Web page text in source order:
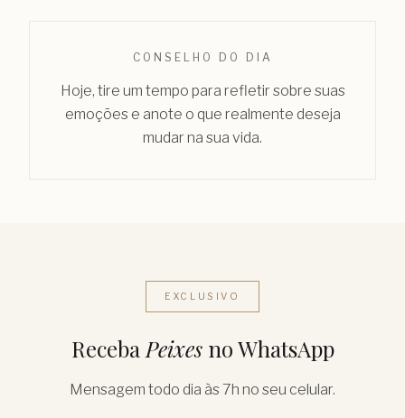
CONSELHO DO DIA
Hoje, tire um tempo para refletir sobre suas
emoções e anote o que realmente deseja
mudar na sua vida.
EXCLUSIVO
Receba Peixesno WhatsApp
Mensagem todo dia às 7h no seu celular.